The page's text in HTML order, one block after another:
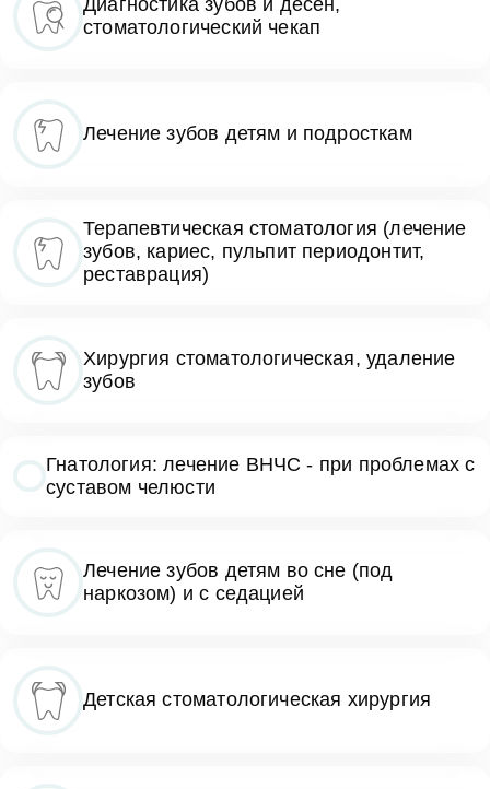
стоматологический чекап
Лечение зубов детям и подросткам
Терапевтическая стоматология (лечение
зубов, кариес, пульпит периодонтит,
реставрация)
Хирургия стоматологическая, удаление
зубов
Гнатология: лечение ВНЧС - при проблемах с
суставом челюсти
Лечение зубов детям во сне (под
наркозом) и с седацией
Детская стоматологическая хирургия